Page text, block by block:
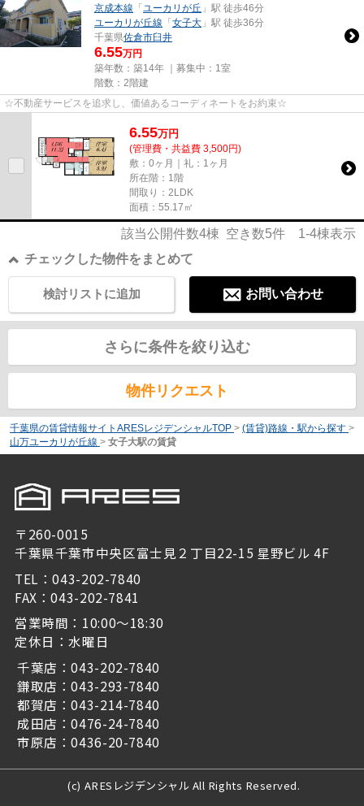
京成本線 「 ユーカリが丘 」駅 徒歩46分
ユーカリが丘線 「女子大 」駅 徒歩36分
千葉県佐倉市臼井
6.55万円
築年数：築14年 ｜募集中： 1室
階数：2階建
☆不動産サービスを追求し、価値あるコーディネートをお約束☆
6.55万円
(管理費・共益費 3,500円)
敷：0ヶ月｜礼：1ヶ月
所在階：1階
間取り：2LDK
面積：55.17㎡
該当公開件数4棟 空き数5件 1-4棟表示
チェックした物件をまとめて
お問い合わせ
検討リストに追加
さらに条件を絞り込む
物件リクエスト
千葉県の賃貸情報サイトARESレジデンシャルTOP > (賃貸)路線・駅から探す >
山万ユーカリが丘線 > 女子大駅の賃貸
〒260-0015
千葉県千葉市中央区富士見２丁目22-15 星野ビル 4F
TEL：043-202-7840
FAX：043-202-7841
営業時間：10:00～18:30
定休日：水曜日
千葉店：043-202-7840
鎌取店：043-293-7840
都賀店：043-214-7840
成田店：0476-24-7840
市原店：0436-20-7840
(c) ARESレジデンシャル All Rights Reserved.